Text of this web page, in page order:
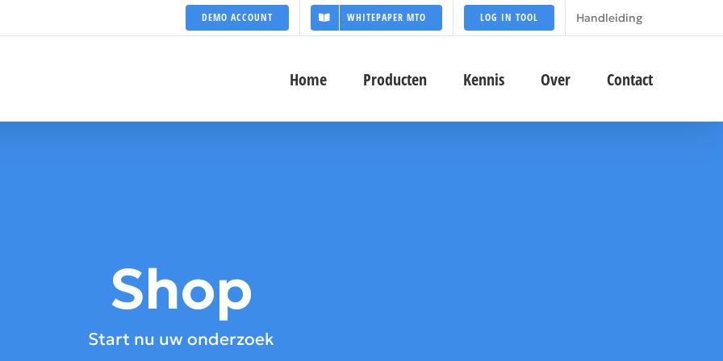
DEMO ACCOUNT WHITEPAPER MTO LOG IN TOOL Handleiding
Home Producten Kennis Over Contact
Shop
Start nu uw onderzoek